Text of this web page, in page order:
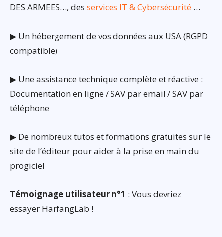
DES ARMEES…, des services IT & Cybersécurité …
▶ Un hébergement de vos données aux USA (RGPD
compatible)
▶ Une assistance technique complète et réactive :
Documentation en ligne / SAV par email / SAV par
téléphone
▶ De nombreux tutos et formations gratuites sur le
site de l’éditeur pour aider à la prise en main du
progiciel
Témoignage utilisateur n°1 : Vous devriez
essayer HarfangLab !